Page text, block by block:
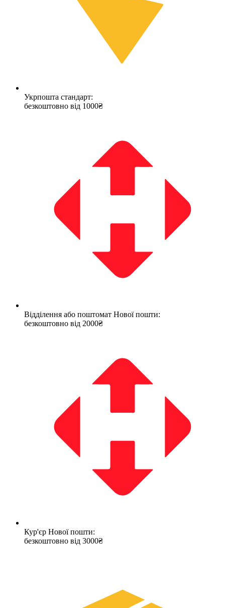
Укрпошта стандарт:
безкоштовно від 1000₴
Відділення або поштомат Нової пошти:
безкоштовно від 2000₴
Кур'єр Нової пошти:
безкоштовно від 3000₴